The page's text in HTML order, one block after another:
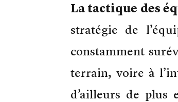
La tactique des
stratégie de
constamment
terrain, voire à
d’ailleurs de plus